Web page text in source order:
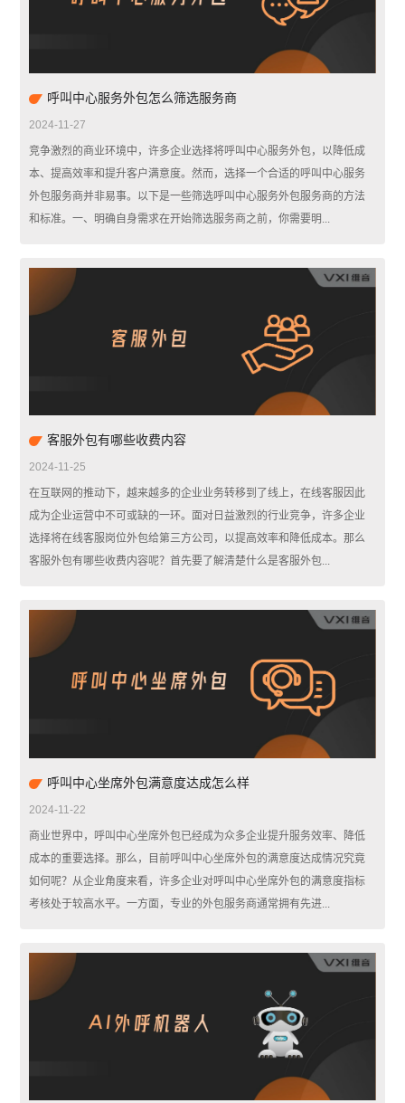
呼叫中心服务外包怎么筛选服务商
2024-11-27
竞争激烈的商业环境中，许多企业选择将呼叫中心服务外包，以降低成
本、提高效率和提升客户满意度。然而，选择一个合适的呼叫中心服务
外包服务商并非易事。以下是一些筛选呼叫中心服务外包服务商的方法
和标准。一、明确自身需求在开始筛选服务商之前，你需要明...
客服外包有哪些收费内容
2024-11-25
在互联网的推动下，越来越多的企业业务转移到了线上，在线客服因此
成为企业运营中不可或缺的一环。面对日益激烈的行业竞争，许多企业
选择将在线客服岗位外包给第三方公司，以提高效率和降低成本。那么
客服外包有哪些收费内容呢？首先要了解清楚什么是客服外包...
呼叫中心坐席外包满意度达成怎么样
2024-11-22
商业世界中，呼叫中心坐席外包已经成为众多企业提升服务效率、降低
成本的重要选择。那么，目前呼叫中心坐席外包的满意度达成情况究竟
如何呢？从企业角度来看，许多企业对呼叫中心坐席外包的满意度指标
考核处于较高水平。一方面，专业的外包服务商通常拥有先进...